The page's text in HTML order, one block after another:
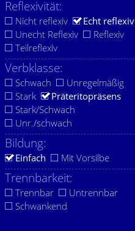
Reflexivität:
Nicht reflexiv
Echt reflexiv
Unecht Reflexiv
Reflexiv
Teilreflexiv
Verbklasse:
Schwach
Unregelmäßig
Stark
Präteritopräsens
Stark/Schwach
Unr./schwach
Bildung:
Einfach Mit Vorsilbe
Trennbarkeit:
Trennbar
Untrennbar
Schwankend